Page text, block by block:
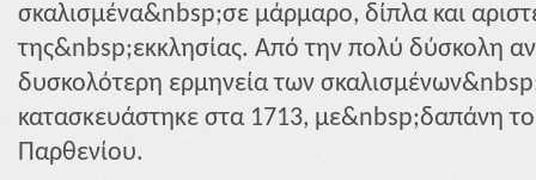
σκαλισμένα&nbsp;σε μάρμαρο, δίπλα και
της&nbsp;εκκλησίας. Από την πολύ δύσκολη
δυσκολότερη ερμηνεία των
κατασκευάστηκε στα 1713, με&nbsp;δαπάνη
Παρθενίου.